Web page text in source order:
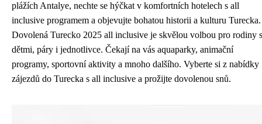
plážích Antalye, nechte se hýčkat v komfortních hotelech s all
inclusive programem a objevujte bohatou historii a kulturu Turecka.
Dovolená Turecko 2025 all inclusive je skvělou volbou pro rodiny s
dětmi, páry i jednotlivce. Čekají na vás aquaparky, animační
programy, sportovní aktivity a mnoho dalšího. Vyberte si z nabídky
zájezdů do Turecka s all inclusive a prožijte dovolenou snů.